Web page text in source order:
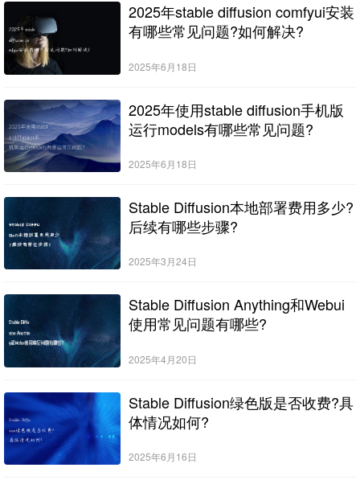
2025年stable diffusion comfyui安装
有哪些常见问题?如何解决?
2025年6月18日
2025年使用stable diffusion手机版
运行models有哪些常见问题?
2025年6月18日
Stable Diffusion本地部署费用多少?
后续有哪些步骤?
2025年3月24日
Stable Diffusion Anything和Webui
使用常见问题有哪些?
2025年4月20日
Stable Diffusion绿色版是否收费?具
体情况如何?
2025年6月16日